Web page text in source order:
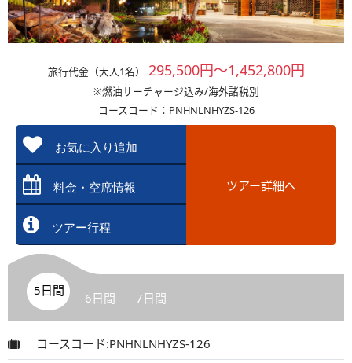
旅行代金（大人1名） 295,500円～1,452,800円
※燃油サーチャージ込み/海外諸税別
コースコード：PNHNLNHYZS-126
お気に入り追加
料金・空席情報
ツアー行程
ツアー詳細へ
5日間 6日間 7日間
コースコード:PNHNLNHYZS-126